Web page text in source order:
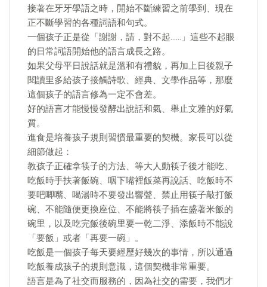
接著在牙牙學語之時，開始不斷練習之前學到、現在
正不斷學習的各種詞語和句式。
一個孩子正是從「謝謝，請，對不起……」這些不起眼
的日常詞語開始他的語言成長之路。
如果父母平日說話就是溫和有禮貌，再加上日後親子
閱讀里多給孩子接觸詩歌、經典、文學作品等，那麼
這個孩子的語言修為一定不會差。
好的語言才能慢慢發酵出說話和氣、舉止文雅的好氣
質。
進食是培養孩子規則習慣最重要的契機。家長可以從
細節做起：
教孩子正確拿筷子的方法、等大人動筷子後才能吃、
吃飯時手扶著飯碗、咽下嘴裡飯菜再說話、吃飯時不
要吧唧嘴、喝湯時不要發出響聲、禁止用筷子敲打飯
碗、不能隨便更換座位、不能將筷子插在盛著米飯的
碗里，以及吃完飯後碗里要一乾二淨、添飯時不能說
「要飯」或者「再要一碗」。
吃飯是一個孩子每天要經歷好幾次的事情，所以通過
吃飯養成孩子的規則意識，這個契機非常重要。
語言是為了社交而服務的，因為社交的需要，我們才